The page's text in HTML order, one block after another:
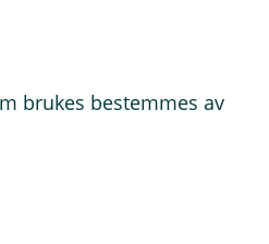
brukes bestemmes av